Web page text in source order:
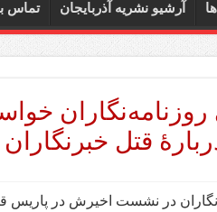
آرشیو نشریه آذربایجان تماس
قتل
در نشست اخیرش در پاریس